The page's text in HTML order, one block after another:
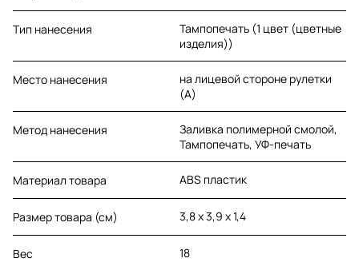
Тип нанесения
Тампопечать (1 цвет (цветные
изделия))
Место нанесения
на лицевой стороне рулетки
(A)
Метод нанесения
Заливка полимерной смолой,
Тампопечать, УФ-печать
Материал товара ABS пластик
Размер товара (см) 3,8 x 3,9 x 1,4
Вес 18